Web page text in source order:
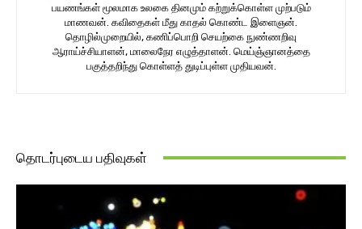
பயணங்கள் மூலமாக உலகை தினமும் கற்றுக்கொள்ள முற்படும்
மாணவன். கவிதைகள் மீது காதல் கொண்ட இளைஞன்.
தொழில்முறையில், கணிப்பொறி செயற்கை நுண்ணறிவு
ஆராய்ச்சியாளன், மாலைநேர எழுத்தாளன். மெய்ஞ்ஞானத்தை
பகுத்தறிந்து கொள்ளத் துடிப்புள்ள முதியவன்.
தொடர்புடைய பதிவுகள்